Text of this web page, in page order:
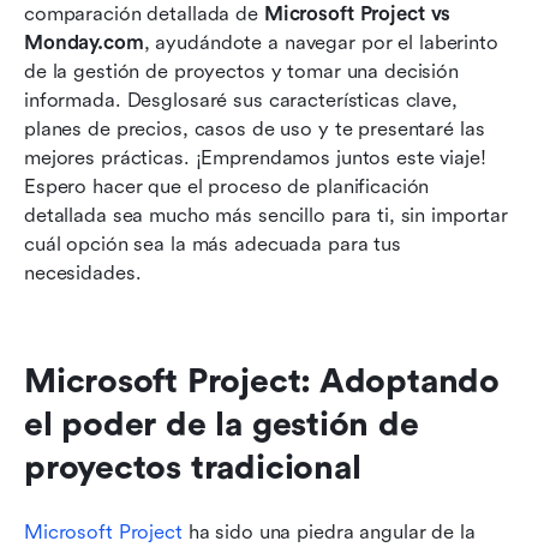
comparación detallada de Microsoft Project vs
Monday.com, ayudándote a navegar por el laberinto
de la gestión de proyectos y tomar una decisión
informada. Desglosaré sus características clave,
planes de precios, casos de uso y te presentaré las
mejores prácticas. ¡Emprendamos juntos este viaje!
Espero hacer que el proceso de planificación
detallada sea mucho más sencillo para ti, sin importar
cuál opción sea la más adecuada para tus
necesidades.
Microsoft Project: Adoptando
el poder de la gestión de
proyectos tradicional
Microsoft Project ha sido una piedra angular de la
Preguntas frecuentes
Lecturas relacionadas